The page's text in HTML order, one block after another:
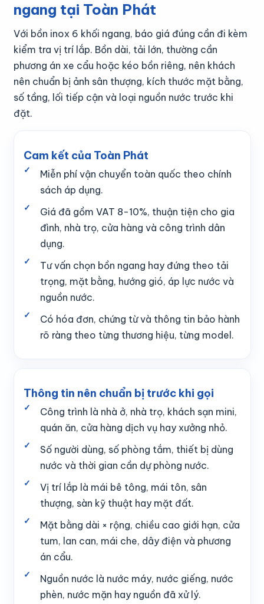
ngang tại Toàn Phát
Với bồn inox 6 khối ngang, báo giá đúng cần đi kèm
kiểm tra vị trí lắp. Bồn dài, tải lớn, thường cần
phương án xe cẩu hoặc kéo bồn riêng, nên khách
nên chuẩn bị ảnh sân thượng, kích thước mặt bằng,
số tầng, lối tiếp cận và loại nguồn nước trước khi
đặt.
Cam kết của Toàn Phát
Miễn phí vận chuyển toàn quốc theo chính
sách áp dụng.
Giá đã gồm VAT 8-10%, thuận tiện cho gia
đình, nhà trọ, cửa hàng và công trình dân
dụng.
Tư vấn chọn bồn ngang hay đứng theo tải
trọng, mặt bằng, hướng gió, áp lực nước và
nguồn nước.
Có hóa đơn, chứng từ và thông tin bảo hành
rõ ràng theo từng thương hiệu, từng model.
Thông tin nên chuẩn bị trước khi gọi
Công trình là nhà ở, nhà trọ, khách sạn mini,
quán ăn, cửa hàng dịch vụ hay xưởng nhỏ.
Số người dùng, số phòng tắm, thiết bị dùng
nước và thời gian cần dự phòng nước.
Vị trí lắp là mái bê tông, mái tôn, sân
thượng, sàn kỹ thuật hay mặt đất.
Mặt bằng dài × rộng, chiều cao giới hạn, cửa
tum, lan can, mái che, dây điện và phương
án cẩu.
Nguồn nước là nước máy, nước giếng, nước
phèn, nước mặn hay nguồn đã xử lý.